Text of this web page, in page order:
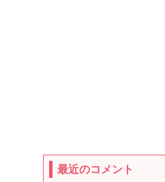
最近のコメント